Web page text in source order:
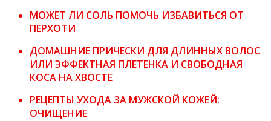
МОЖЕТ ЛИ СОЛЬ ПОМОЧЬ ИЗБАВИТЬСЯ ОТ
ПЕРХОТИ
ДОМАШНИЕ ПРИЧЕСКИ ДЛЯ ДЛИННЫХ ВОЛОС
ИЛИ ЭФФЕКТНАЯ ПЛЕТЕНКА И СВОБОДНАЯ
КОСА НА ХВОСТЕ
РЕЦЕПТЫ УХОДА ЗА МУЖСКОЙ КОЖЕЙ:
ОЧИЩЕНИЕ